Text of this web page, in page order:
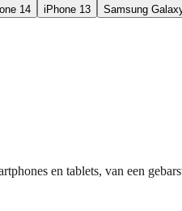
14 iPhone 13 Samsung
en tablets, van een